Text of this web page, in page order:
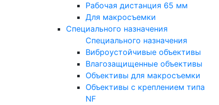
Рабочая дистанция 65 мм
Для макросъемки
Специального назначения
Специального назначения
Виброустойчивые объективы
Влагозащищенные объективы
Объективы для макросъемки
Объективы с креплением типа
NF